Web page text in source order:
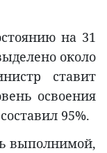
на 31
около
ставит
освоения
95%.
выполнимой,